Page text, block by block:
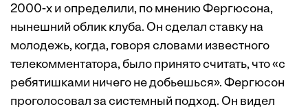
2000-х и определили, по мнению Фергюсона,
нынешний облик клуба. Он сделал ставку на
молодежь, когда, говоря словами известного
телекомментатора, было принято считать, что «с
ребятишками ничего не добьешься». Фергюсон
проголосовал за системный подход. Он видел